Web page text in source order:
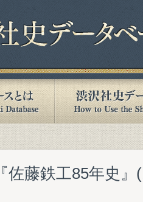
佐藤鉄工85年史』